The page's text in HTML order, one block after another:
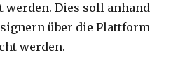
Dies soll anhand
über die Plattform
werden.